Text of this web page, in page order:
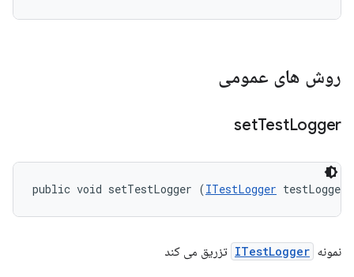
روش های عمومی
setTestLogger
public void setTestLogger (ITestLogger testLogger)
نمونه ITestLogger تزریق می کند